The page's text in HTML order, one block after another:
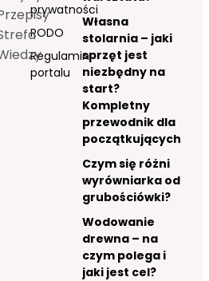
prywatności
RODO
Regulamin
portalu
Własna
stolarnia – jaki
sprzęt jest
niezbędny na
start?
Kompletny
przewodnik dla
początkujących
Czym się różni
wyrówniarka od
grubościówki?
Wodowanie
drewna – na
czym polega i
jaki jest cel?